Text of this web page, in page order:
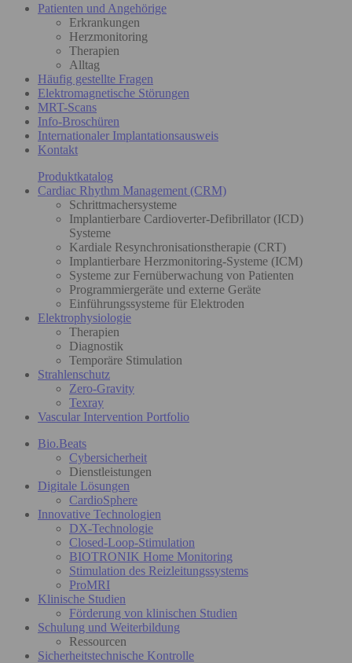
Patienten und Angehörige
Erkrankungen
Herzmonitoring
Therapien
Alltag
Häufig gestellte Fragen
Elektromagnetische Störungen
MRT-Scans
Info-Broschüren
Internationaler Implantationsausweis
Kontakt
Produktkatalog
Cardiac Rhythm Management (CRM)
Schrittmachersysteme
Implantierbare Cardioverter-Defibrillator (ICD)
Systeme
Kardiale Resynchronisationstherapie (CRT)
Implantierbare Herzmonitoring-Systeme (ICM)
Systeme zur Fernüberwachung von Patienten
Programmiergeräte und externe Geräte
Einführungssysteme für Elektroden
Elektrophysiologie
Therapien
Diagnostik
Temporäre Stimulation
Strahlenschutz
Zero-Gravity
Texray
Vascular Intervention Portfolio
Bio.Beats
Cybersicherheit
Dienstleistungen
Digitale Lösungen
CardioSphere
Innovative Technologien
DX-Technologie
Closed-Loop-Stimulation
BIOTRONIK Home Monitoring
Stimulation des Reizleitungssystems
ProMRI
Klinische Studien
Förderung von klinischen Studien
Schulung und Weiterbildung
Ressourcen
Sicherheitstechnische Kontrolle